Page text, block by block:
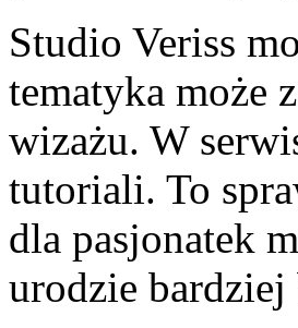
Studio Veriss
tematyka może
wizażu. W
tutoriali. To
dla pasjonatek
urodzie bardziej